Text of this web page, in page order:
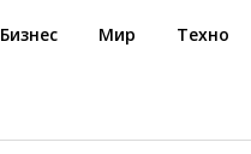
Бизнес Мир Техно